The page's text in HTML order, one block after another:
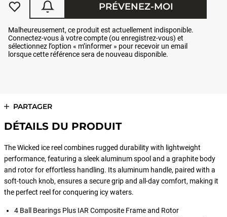
Malheureusement, ce produit est actuellement indisponible.
Connectez-vous à votre compte (ou enregistrez-vous) et
sélectionnez l’option « m’informer » pour recevoir un email
lorsque cette référence sera de nouveau disponible.
PRÉVENEZ-MOI
PARTAGER
DÉTAILS DU PRODUIT
The Wicked ice reel combines rugged durability with lightweight
performance, featuring a sleek aluminum spool and a graphite body
and rotor for effortless handling. Its aluminum handle, paired with a
soft-touch knob, ensures a secure grip and all-day comfort, making it
the perfect reel for conquering icy waters.
4 Ball Bearings Plus IAR Composite Frame and Rotor